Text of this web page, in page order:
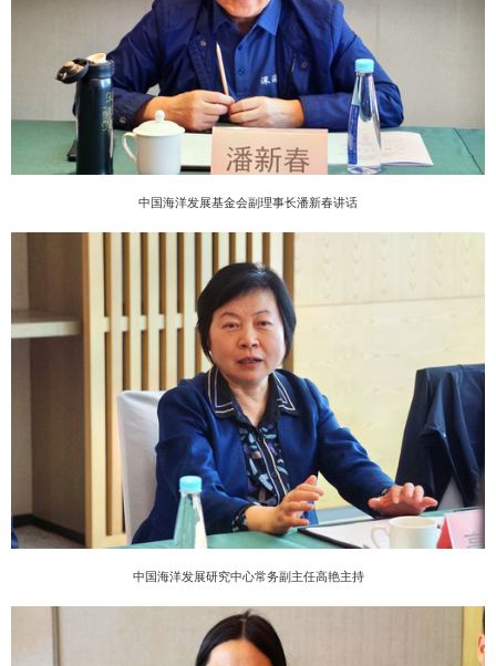
中国海洋发展基金会副理事长潘新春讲话
中国海洋发展研究中心常务副主任高艳主持